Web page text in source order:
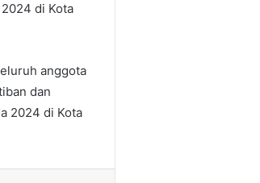
di Kota
anggota
dan
2024 di Kota